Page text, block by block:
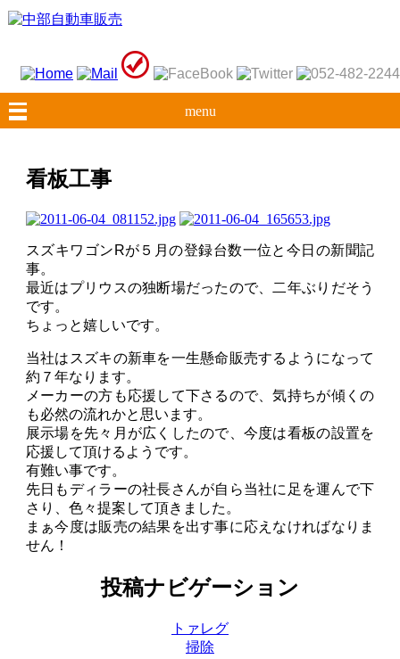
menu
看板工事
スズキワゴンRが５月の登録台数一位と今日の新聞記
事。
最近はプリウスの独断場だったので、二年ぶりだそう
です。
ちょっと嬉しいです。
当社はスズキの新車を一生懸命販売するようになって
約７年なります。
メーカーの方も応援して下さるので、気持ちが傾くの
も必然の流れかと思います。
展示場を先々月が広くしたので、今度は看板の設置を
応援して頂けるようです。
有難い事です。
先日もディラーの社長さんが自ら当社に足を運んで下
さり、色々提案して頂きました。
まぁ今度は販売の結果を出す事に応えなければなりま
せん！
投稿ナビゲーション
トァレグ
掃除